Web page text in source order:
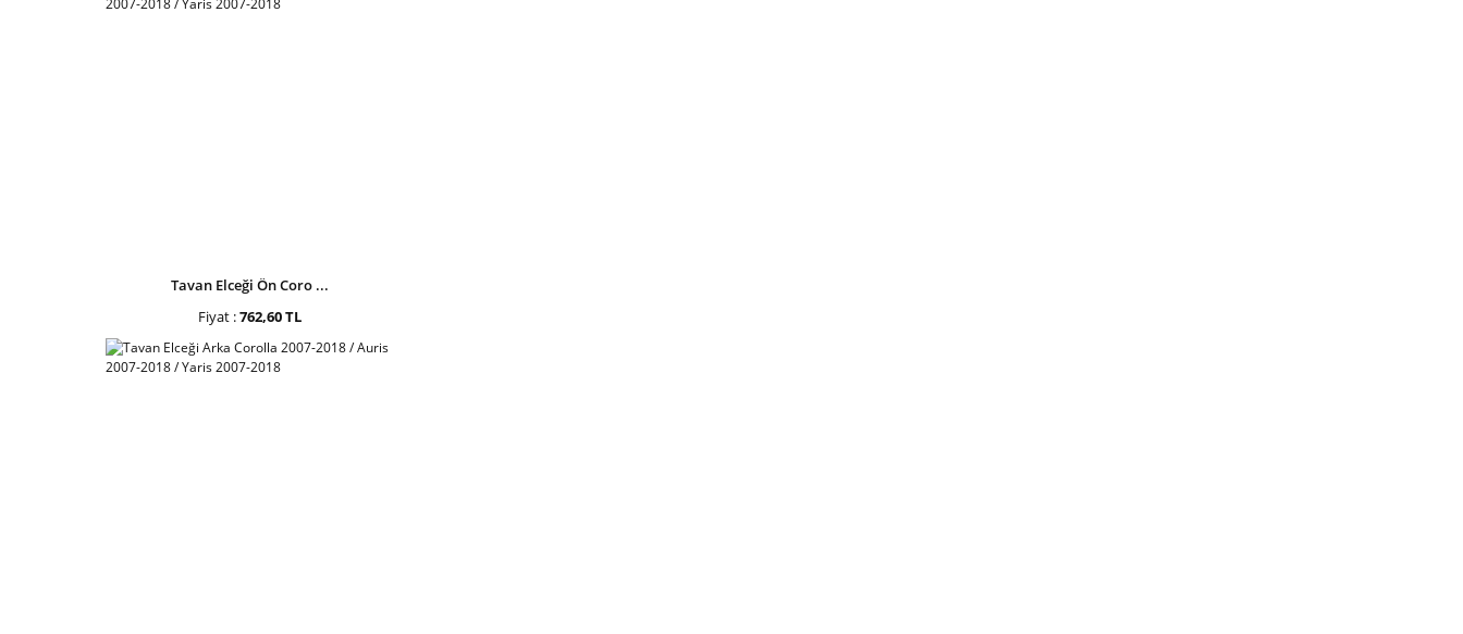
Tavan Elceği Ön Coro ...
Fiyat :762,60 TL